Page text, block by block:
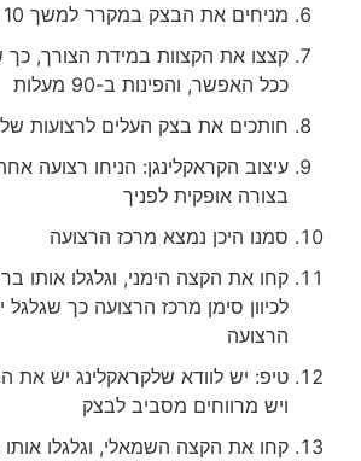
מניחים את הבצק במקרר למשך 10 דקות
קצצו את הקצוות במידת הצורך, כך
ככל האפשר, והפינות ב-90 מעלות
חותכים את בצק העלים לרצועות של כ- 1-1.5 ס"מ
עיצוב הקראקלינגן: הניחו רצועה אחת
בצורה אופקית לפניך
סמנו היכן נמצא מרכז הרצועה
קחו את הקצה הימני, וגלגלו אותו
לכיוון סימן מרכז הרצועה כך שגלגל
הרצועה
טיפ: יש לוודא שלקראקלינג יש את
ויש מרווחים מסביב לבצק
קחו את הקצה השמאלי, וגלגלו אותו